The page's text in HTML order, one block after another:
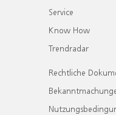
Service
Know How
Trendradar
Rechtliche